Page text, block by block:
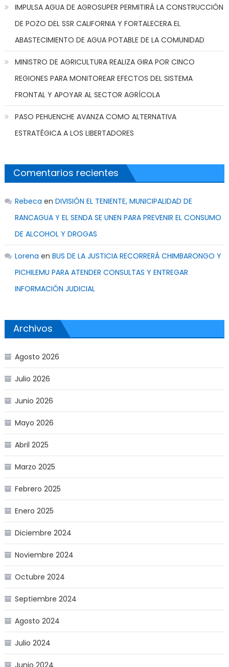
IMPULSA AGUA DE AGROSUPER PERMITIRÁ LA CONSTRUCCIÓN
DE POZO DEL SSR CALIFORNIA Y FORTALECERA EL
ABASTECIMIENTO DE AGUA POTABLE DE LA COMUNIDAD
MINISTRO DE AGRICULTURA REALIZA GIRA POR CINCO
REGIONES PARA MONITOREAR EFECTOS DEL SISTEMA
FRONTAL Y APOYAR AL SECTOR AGRÍCOLA
PASO PEHUENCHE AVANZA COMO ALTERNATIVA
ESTRATÉGICA A LOS LIBERTADORES
Comentarios recientes
Rebeca en DIVISIÓN EL TENIENTE, MUNICIPALIDAD DE
RANCAGUA Y EL SENDA SE UNEN PARA PREVENIR EL CONSUMO
DE ALCOHOL Y DROGAS
Lorena en BUS DE LA JUSTICIA RECORRERÁ CHIMBARONGO Y
PICHILEMU PARA ATENDER CONSULTAS Y ENTREGAR
INFORMACIÓN JUDICIAL
Archivos
Agosto 2026
Julio 2026
Junio 2026
Mayo 2026
Abril 2025
Marzo 2025
Febrero 2025
Enero 2025
Diciembre 2024
Noviembre 2024
Octubre 2024
Septiembre 2024
Agosto 2024
Julio 2024